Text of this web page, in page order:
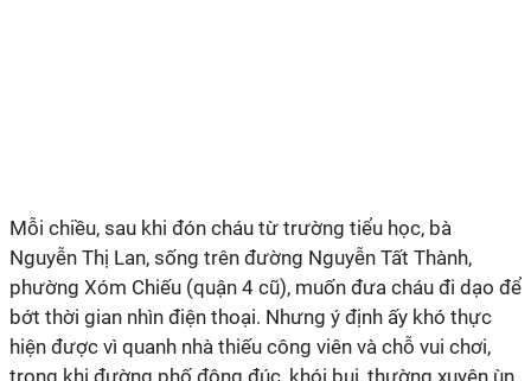
Mỗi chiều, sau khi đón cháu từ trường tiểu học, bà
Nguyễn Thị Lan, sống trên đường Nguyễn Tất Thành,
phường Xóm Chiếu (quận 4 cũ), muốn đưa cháu đi dạo để
bớt thời gian nhìn điện thoại. Nhưng ý định ấy khó thực
hiện được vì quanh nhà thiếu công viên và chỗ vui chơi,
trong khi đường phố đông đúc, khói bụi, thường xuyên ùn